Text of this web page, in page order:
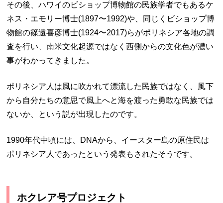
その後、ハワイのビショップ博物館の民族学者でもあるケ
ネス・エモリー博士(1897〜1992)や、同じくビショップ博
物館の篠遠喜彦博士(1924〜2017)らがポリネシア各地の調
査を行い、南米文化起源ではなく西側からの文化色が濃い
事がわかってきました。
ポリネシア人は風に吹かれて漂流した民族ではなく、風下
から自分たちの意思で風上へと海を渡った勇敢な民族では
ないか、という説が出現したのです。
1990年代中頃には、DNAから、イースター島の原住民は
ポリネシア人であったという発表もされたそうです。
ホクレア号プロジェクト